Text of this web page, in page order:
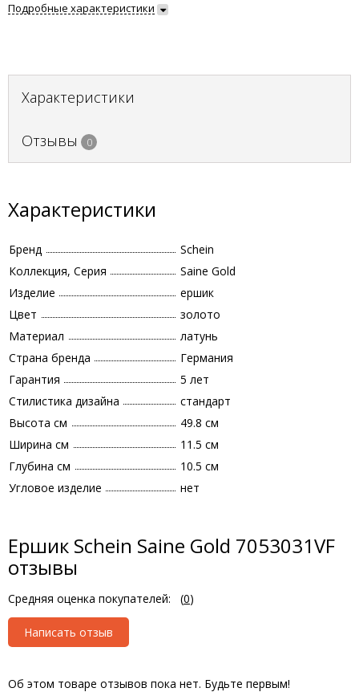
Подробные характеристики
Характеристики
Отзывы 0
Характеристики
Бренд
Schein
Коллекция, Серия
Saine Gold
Изделие
ершик
Цвет
золото
Материал
латунь
Страна бренда
Германия
Гарантия
5 лет
Стилистика дизайна
стандарт
Высота см
49.8 см
Ширина см
11.5 см
Глубина см
10.5 см
Угловое изделие
нет
Ершик Schein Saine Gold 7053031VF
отзывы
Средняя оценка покупателей: (0)
Написать отзыв
Об этом товаре отзывов пока нет. Будьте первым!